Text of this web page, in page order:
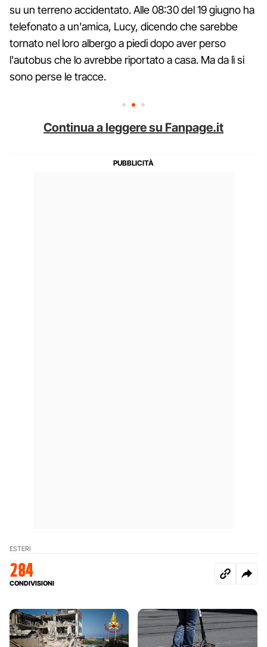
su un terreno accidentato. Alle 08:30 del 19 giugno ha
telefonato a un'amica, Lucy, dicendo che sarebbe
tornato nel loro albergo a piedi dopo aver perso
l'autobus che lo avrebbe riportato a casa. Ma da lì si
sono perse le tracce.
Continua a leggere su Fanpage.it
ESTERI
284
CONDIVISIONI